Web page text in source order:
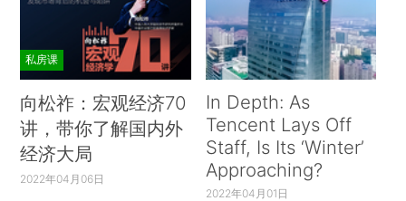
私房课
向松祚：宏观经济70
讲，带你了解国内外
经济大局
2022年04月06日
In Depth: As
Tencent Lays Off
Staff, Is Its ‘Winter’
Approaching?
2022年04月01日